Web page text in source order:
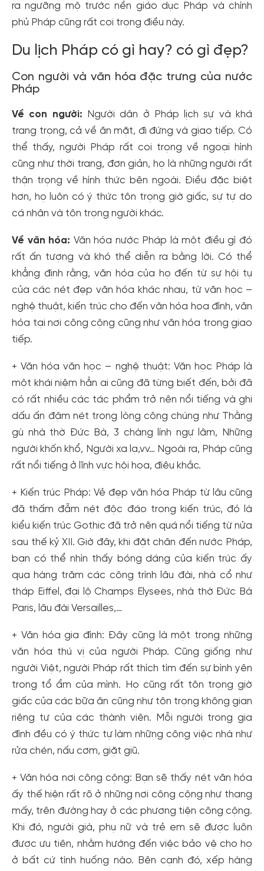
ra ngưỡng mộ trước nền giáo dục Pháp và chính
phủ Pháp cũng rất coi trọng điều này.
Du lịch Pháp có gì hay? có gì đẹp?
Con người và văn hóa đặc trưng của nước
Pháp
Về con người:
Người dân ở Pháp lịch sự và khá
trang trọng, cả về ăn mặt, đi đứng và giao tiếp. Có
thể thấy, người Pháp rất coi trọng về ngoại hình
cũng như thời trang, đơn giản, họ là những người rất
thận trọng về hình thức bên ngoài. Điều đặc biệt
hơn, họ luôn có ý thức tôn trọng giờ giấc, sự tự do
cá nhân và tôn trọng người khác.
Về văn hóa: Văn hóa nước Pháp là một điều gì đó
rất ấn tượng và khó thể diễn ra bằng lời. Có thể
khẳng định rằng, văn hóa của họ đến từ sự hội tụ
của các nét đẹp văn hóa khác nhau, từ văn học –
nghệ thuật, kiến trúc cho đến văn hóa hoa đình, văn
hóa tại nơi công cộng cũng như văn hóa trong giao
tiếp.
+ Văn hóa văn học – nghệ thuật: Văn học Pháp là
một khái niệm hẳn ai cũng đã từng biết đến, bởi đã
có rất nhiều các tác phẩm trở nên nổi tiếng và ghi
dấu ấn đậm nét trong lòng công chúng như Thằng
gù nhà thờ Đức Bà, 3 chàng lính ngự lâm, Những
người khốn khổ, Người xa lạ,vv… Ngoài ra, Pháp cũng
rất nổi tiếng ở lĩnh vực hội họa, điêu khắc.
+ Kiến trúc Pháp: Vẻ đẹp văn hóa Pháp từ lâu cũng
đã thấm đẫm nét độc đáo trong kiến trúc, đó là
kiểu kiến trúc Gothic đã trở nên quá nổi tiếng từ nửa
sau thế kỷ XII. Giờ đây, khi đặt chân đến nước Pháp,
bạn có thể nhìn thấy bóng dáng của kiến trúc ấy
qua hàng trăm các công trình lâu đài, nhà cổ như
tháp Eiffel, đại lộ Champs Elysees, nhà thờ Đức Bà
Paris, lâu đài Versailles,…
+ Văn hóa gia đình: Đây cũng là một trong những
văn hóa thú vị của người Pháp. Cũng giống như
người Việt, người Pháp rất thích tìm đến sự bình yên
trong tổ ẩm của mình. Họ cũng rất tôn trọng giờ
giấc của các bữa ăn cũng như tôn trọng không gian
riêng tư của các thành viên. Mỗi người trong gia
đình đều có ý thức tự làm những công việc nhà như
rửa chén, nấu cơm, giặt giũ.
+ Văn hóa nơi công cộng: Bạn sẽ thấy nét văn hóa
ấy thế hiện rất rõ ở những nơi công cộng như thang
mấy, trên đường hay ở các phương tiện công cộng.
Khi đó, người già, phụ nữ và trẻ em sẽ được luôn
được ưu tiên, nhằm hướng đến việc bảo vệ cho họ
ở bất cứ tình huống nào. Bên cạnh đó, xếp hàng